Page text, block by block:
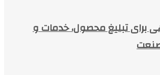
برای تبلیغ محصول، خدمات و
صنعت